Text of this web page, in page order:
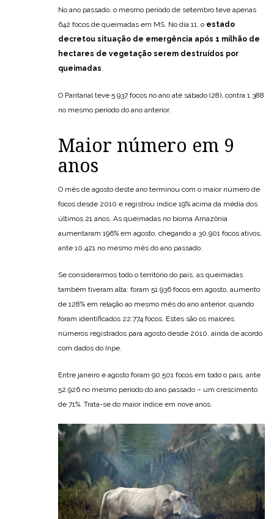
No ano passado, o mesmo período de setembro teve apenas
642 focos de queimadas em MS. No dia 11, o estado
decretou situação de emergência após 1 milhão de
hectares de vegetação serem destruídos por
queimadas
O Pantanal teve 5.937 focos no ano até sábado (28), contra 1.388
no mesmo período do ano anterior.
Maior número em 9
anos
O mês de agosto deste ano terminou com o maior número de
focos desde 2010 e registrou índice 19% acima da média dos
últimos 21 anos. As queimadas no bioma Amazônia
aumentaram 196% em agosto, chegando a 30.901 focos ativos,
ante 10.421 no mesmo mês do ano passado.
Se considerarmos todo o território do país, as queimadas
também tiveram alta: foram 51.936 focos em agosto, aumento
de 128% em relação ao mesmo mês do ano anterior, quando
foram identificados 22.774 focos. Estes são os maiores
números registrados para agosto desde 2010, ainda de acordo
com dados do Inpe.
Entre janeiro e agosto foram 90.501 focos em todo o país, ante
52.926 no mesmo período do ano passado – um crescimento
de 71%. Trata-se do maior índice em nove anos.